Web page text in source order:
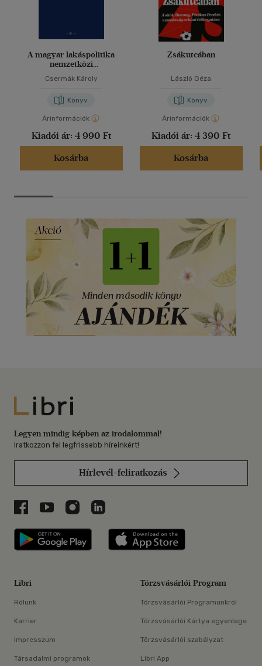
A magyar lakáspolitika
nemzetközi
Csermák Károly
Könyv
Árinformációk
Kiadói ár: 4 990 Ft
Kosárba
Zsákutcában
László Géza
Könyv
Árinformációk
Kiadói ár: 4 390 Ft
Kosárba
Libri
Legyen mindig képben az irodalommal!
Iratkozzon fel legfrissebb híreinkért!
Hírlevél-feliratkozás
Libri a Facebookon
Libri a Youtube-on
Libri az Instagramon
Libri a LinkedInen
Libri applikáció Szerezd meg: Google
Libri
Rólunk
Karrier
Impresszum
Társadalmi programok
Törzsvásárlói Program
Törzsvásárlói Programunkról
Törzsvásárlói Kártya egyenlege
Törzsvásárlói szabályzat
Libri App